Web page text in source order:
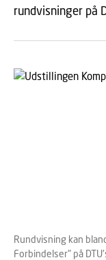
rundvisninger på
Rundvisning kan
Forbindelser" på